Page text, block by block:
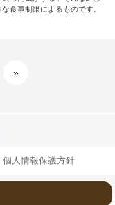
食事制限によるものです。
»
個人情報保護方針